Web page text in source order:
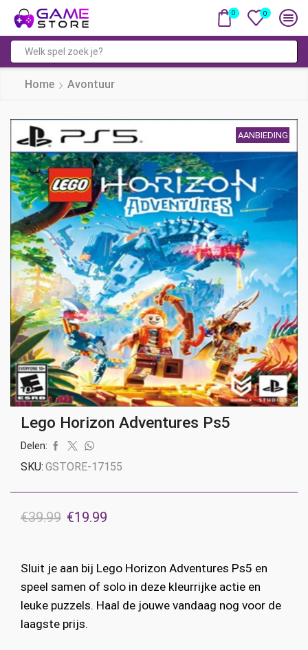
0 0
Home Avontuur
AANBIEDING
Lego Horizon Adventures Ps5
Delen:
SKU: GSTORE-17155
€39.99 Oorspronkelijke
was:
€39.99.
€19.99
€19.99.
Sluit je aan bij Lego Horizon Adventures Ps5 en
speel samen of solo in deze kleurrijke actie en
leuke puzzels. Haal de jouwe vandaag nog voor de
laagste prijs.